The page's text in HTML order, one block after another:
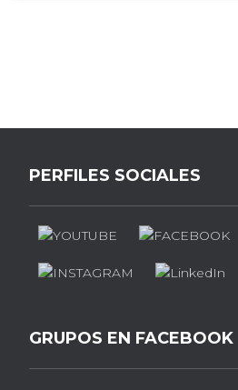
PERFILES SOCIALES
GRUPOS EN FACEBOOK